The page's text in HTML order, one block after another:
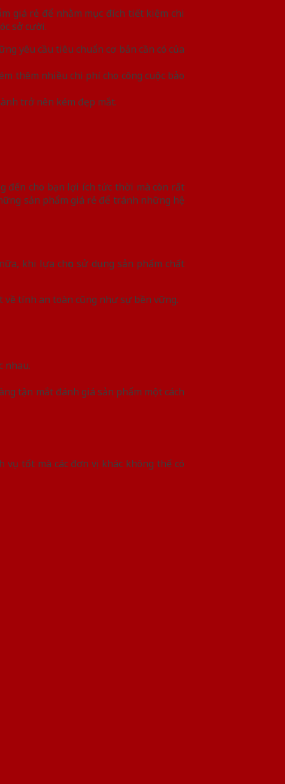
giá rẻ để nhằm mục đích tiết kiệm chi
sở cười.
yêu cầu tiêu chuẩn cơ bản cần có của
thêm nhiều chi phí cho công cuộc bảo
trở nên kém đẹp mắt.
đến cho bạn lợi ích tức thời mà còn rất
sản phẩm giá rẻ để tránh những hệ
khi lựa chọn sử dụng sản phẩm chất
tính an toàn cũng như sự bền vững.
nhau.
tận mắt đánh giá sản phẩm một cách
tốt mà các đơn vị khác không thể có